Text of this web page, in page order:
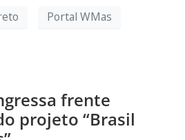
Portal WMas
frente
projeto “Brasil